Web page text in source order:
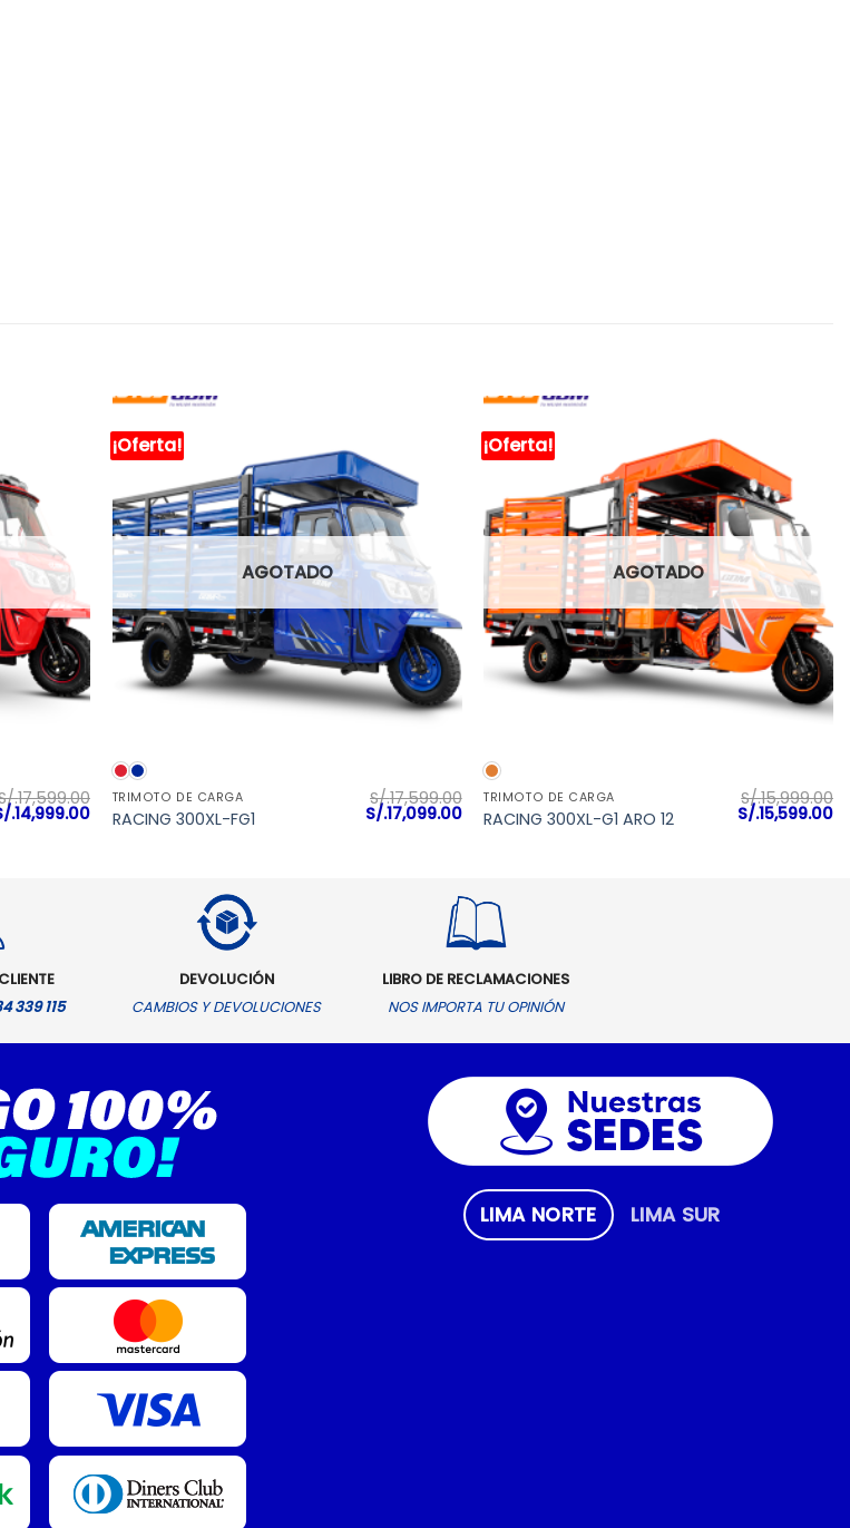
.17,599.00
precio
.14,999.00El
precio
¡Oferta!
AGOTADO
TRIMOTO DE CARGA
RACING 300XL-FG1
S/.17,599.00
El
precio
S/.17,099.00El
precio
¡Oferta!
AGOTADO
TRIMOTO DE CARGA
RACING 300XL-G1 ARO 12
S/.15,999.00
El
precio
S/.15,599.00El
339 115
DEVOLUCIÓN
CAMBIOS Y DEVOLUCIONES
LIBRO DE RECLAMACIONES
NOS IMPORTA TU OPINIÓN
LIMA NORTE LIMA SUR